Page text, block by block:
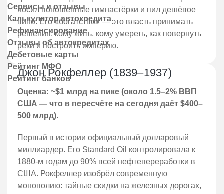
Сервисы и отзывы
Калькулятор автокредита
Рефинансирование
Отзывы об автокредитах
Дебетовые карты
Рейтинг МФО
Рейтинг банков
носил поношенные гимнастёрки и пил дешёвое
вино. Его «богатство» — это власть принимать
решения: кому жить, кому умереть, как повернуть
реки и построить империю.
Джон Рокфеллер (1839–1937)
Оценка: ~$1 млрд на пике (около 1.5–2% ВВП
США — что в пересчёте на сегодня даёт $400–
500 млрд).
Первый в истории официальный долларовый
миллиардер. Его Standard Oil контролировала к
1880-м годам до 90% всей нефтепереработки в
США. Рокфеллер изобрёл современную
монополию: тайные скидки на железных дорогах,